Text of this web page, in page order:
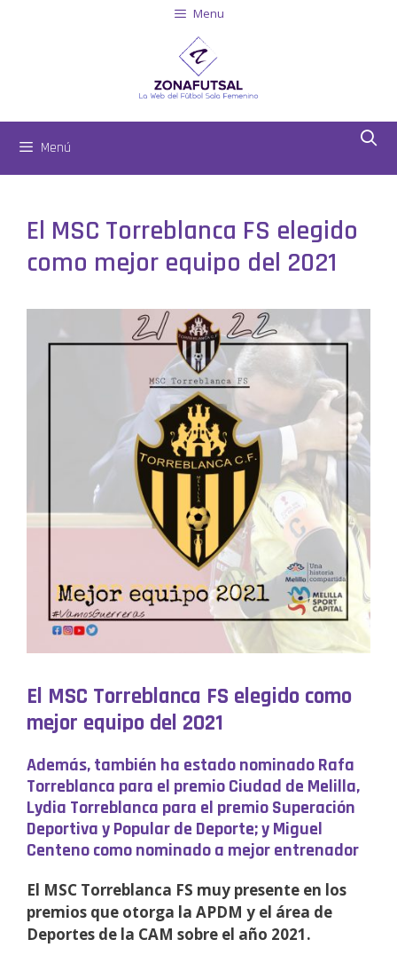
Menu
Menú
El MSC Torreblanca FS elegido
como mejor equipo del 2021
El MSC Torreblanca FS elegido como
mejor equipo del 2021
Además, también ha estado nominado Rafa
Torreblanca para el premio Ciudad de Melilla,
Lydia Torreblanca para el premio Superación
Deportiva y Popular de Deporte; y Miguel
Centeno como nominado a mejor entrenador
El MSC Torreblanca FS muy presente en los
premios que otorga la APDM y el área de
Deportes de la CAM sobre el año 2021.